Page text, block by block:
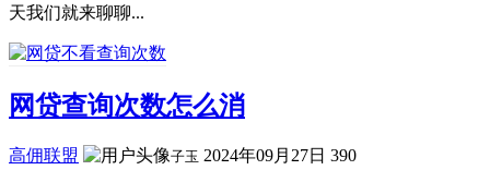
天我们就来聊聊...
网贷查询次数怎么消
高佣联盟 子玉 2024年09月27日 390